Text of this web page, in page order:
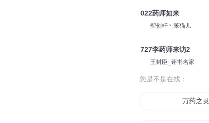
022药师如来
聖创軒丶笨猫儿
727李药师来访2
王封臣_评书名家
您是不是在找：
万药之灵